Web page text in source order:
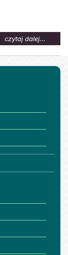
czytaj dalej...
temat: